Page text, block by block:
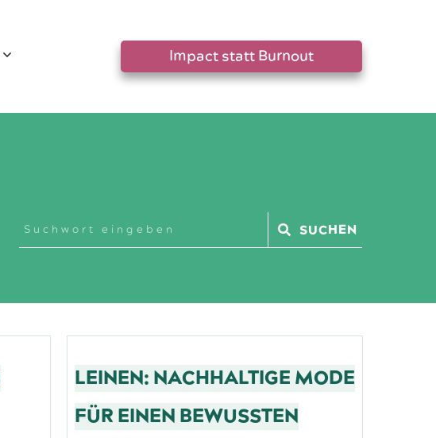
Impact statt Burnout
SUCHEN
LEINEN: NACHHALTIGE MODE
FÜR EINEN BEWUSSTEN